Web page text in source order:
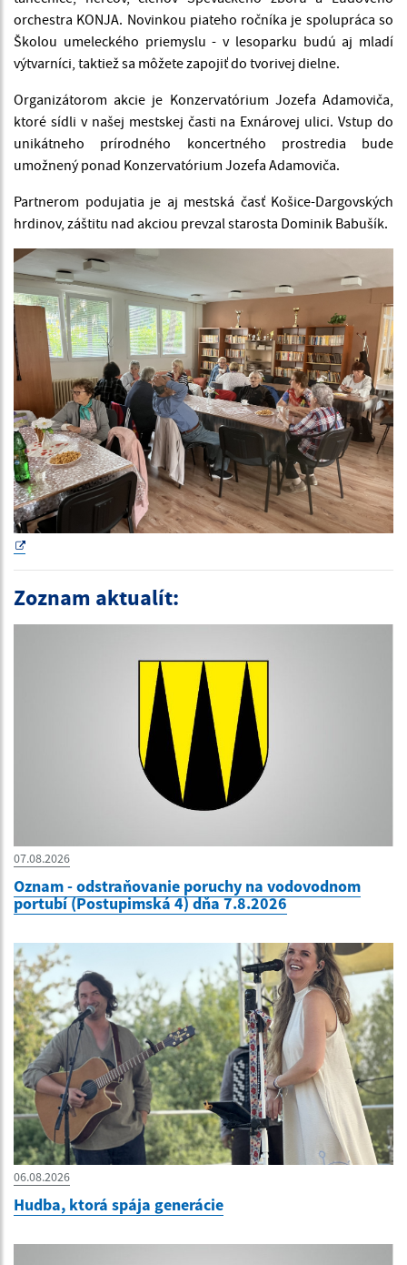
orchestra KONJA. Novinkou piateho ročníka je spolupráca so
Školou umeleckého priemyslu - v lesoparku budú aj mladí
výtvarníci, taktiež sa môžete zapojiť do tvorivej dielne.
Organizátorom akcie je Konzervatórium Jozefa Adamoviča,
ktoré sídli v našej mestskej časti na Exnárovej ulici. Vstup do
unikátneho prírodného koncertného prostredia bude
umožnený ponad Konzervatórium Jozefa Adamoviča.
Partnerom podujatia je aj mestská časť Košice-Dargovských
hrdinov, záštitu nad akciou prevzal starosta Dominik Babušík.
Zoznam aktualít:
07.08.2026
Oznam - odstraňovanie poruchy na vodovodnom
portubí (Postupimská 4) dňa 7.8.2026
06.08.2026
Hudba, ktorá spája generácie